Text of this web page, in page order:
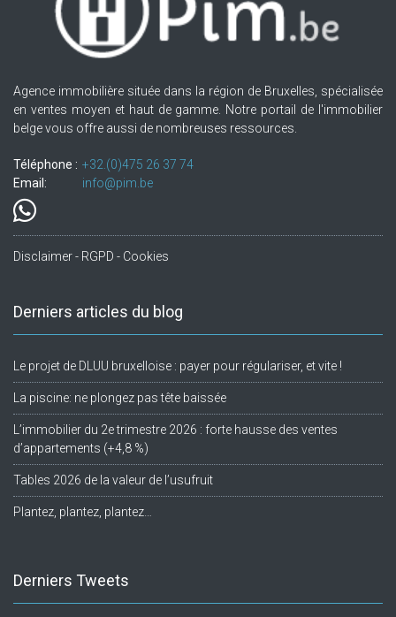
Agence immobilière située dans la région de Bruxelles, spécialisée
en ventes moyen et haut de gamme. Notre portail de l'immobilier
belge vous offre aussi de nombreuses ressources.
Téléphone : +32.(0)475 26 37 74
Email:
info@pim.be
Disclaimer - RGPD - Cookies
Derniers articles du blog
Le projet de DLUU bruxelloise : payer pour régulariser, et vite !
La piscine: ne plongez pas tête baissée
L’immobilier du 2e trimestre 2026 : forte hausse des ventes
d’appartements (+4,8 %)
Tables 2026 de la valeur de l’usufruit
Plantez, plantez, plantez…
Derniers Tweets